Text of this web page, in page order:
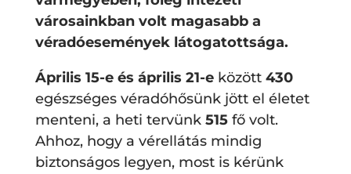
városainkban volt magasabb a
véradóesemények látogatottsága.
Április 15-e és április 21-eközött 430
egészséges véradóhősünk jött el életet
menteni, a heti tervünk 515fő volt.
Ahhoz, hogy a vérellátás mindig
biztonságos legyen, most is kérünk